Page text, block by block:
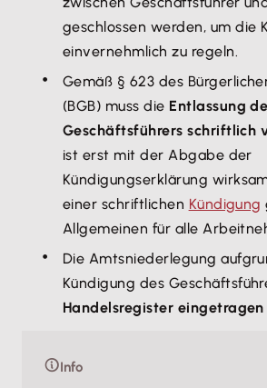
geschlossen werden, um die
einvernehmlich zu regeln.
Gemäß § 623 des
(BGB) muss die Entlassung
Geschäftsführers schriftlich
ist erst mit der Abgabe der
Kündigungserklärung
einer schriftlichen Kündigung
Allgemeinen für alle
Die Amtsniederlegung
Kündigung des
Handelsregister
Info